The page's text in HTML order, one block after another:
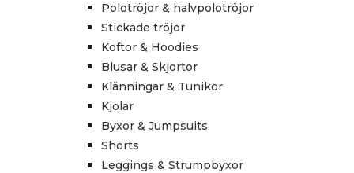
Polotröjor & halvpolotröjor
Stickade tröjor
Koftor & Hoodies
Blusar & Skjortor
Klänningar & Tunikor
Kjolar
Byxor & Jumpsuits
Shorts
Leggings & Strumpbyxor